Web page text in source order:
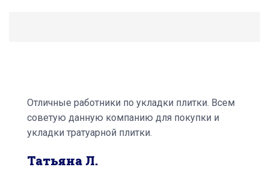
Отличные работники по укладки плитки. Всем
советую данную компанию для покупки и
укладки тратуарной плитки.
Татьяна Л.